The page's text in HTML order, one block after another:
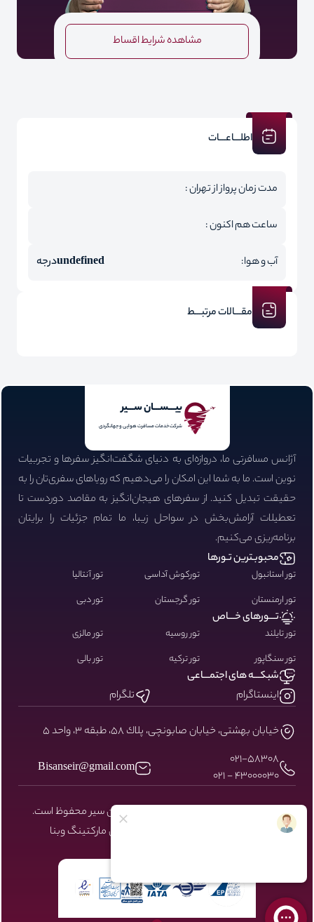
مشاهده شرایط اقساط
اطلـــاعـــات
مدت زمان پرواز از تهران :
ساعت هم اکنون :
آب و هوا: undefinedدرجه
مقـــالات مرتبـــط
بیـــســـان ســـیر
شرکت خدمات مسافرت هوایی و جهانگردی
آژانس مسافرتی ما، دروازه‌ای به دنیای شگفت‌انگیز سفرها و تجربیات
نوین است. ما به شما این امکان را می‌دهیم که رویاهای سفری‌تان را به
حقیقت تبدیل کنید. از سفرهای هیجان‌انگیز به مقاصد دوردست تا
تعطیلات آرامش‌بخش در سواحل زیبا، ما تمام جزئیات را برایتان
برنامه‌ریزی می‌کنیم.
محبوبـترین تـورها
تور استانبول تورکوش آداسی
تور آنتالیا
تور ارمنستان
تور گرجستان تور دبی
تـــورهای خـــاص
تور تایلند تور روسیه
تور مالزی
تور سنگاپور
تور ترکیه تور بالی
شبکـــه های اجتمـــاعی
اینستاگرام
تلگرام
خيابان بهشتى، خيابان صابونچى، پلاك ٥٨، طبقه ٣، واحد ٥
۰۲۱-58308
43000030 - 021
Bisanseir@gmail.com
کلیه حقوق مادی و معنوی سایت نزد بیسان سیر محفوظ است.
طراحی و توسعه توسط شرکت دیجیتال مارکتینگوبنا